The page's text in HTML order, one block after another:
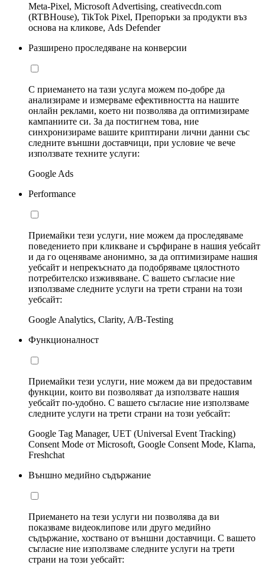
Meta-Pixel, Microsoft Advertising, creativecdn.com
(RTBHouse), TikTok Pixel, Препоръки за продукти въз
основа на кликове, Ads Defender
Разширено проследяване на конверсии
С приемането на тази услуга можем по-добре да
анализираме и измерваме ефективността на нашите
онлайн реклами, което ни позволява да оптимизираме
кампаниите си. За да постигнем това, ние
синхронизираме вашите криптирани лични данни със
следните външни доставчици, при условие че вече
използвате техните услуги:
Google Ads
Performance
Приемайки тези услуги, ние можем да проследяваме
поведението при кликване и сърфиране в нашия уебсайт
и да го оценяваме анонимно, за да оптимизираме нашия
уебсайт и непрекъснато да подобряваме цялостното
потребителско изживяване. С вашето съгласие ние
използваме следните услуги на трети страни на този
уебсайт:
Google Analytics, Clarity, A/B-Testing
Функционалност
Приемайки тези услуги, ние можем да ви предоставим
функции, които ви позволяват да използвате нашия
уебсайт по-удобно. С вашето съгласие ние използваме
следните услуги на трети страни на този уебсайт:
Google Tag Manager, UET (Universal Event Tracking)
Consent Mode от Microsoft, Google Consent Mode, Klarna,
Freshchat
Външно медийно съдържание
Приемането на тези услуги ни позволява да ви
показваме видеоклипове или друго медийно
съдържание, хоствано от външни доставчици. С вашето
съгласие ние използваме следните услуги на трети
страни на този уебсайт: